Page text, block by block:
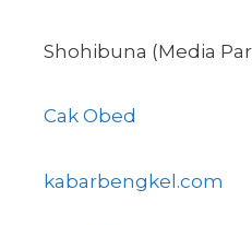
Shohibuna (Media
Cak Obed
kabarbengkel.com